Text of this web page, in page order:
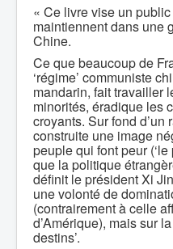
« Ce livre vise un
maintiennent dans une
Chine.
Ce que beaucoup de
‘régime’ communiste
mandarin, fait travailler
minorités, éradique les
croyants. Sur fond d’un
construite une image
peuple qui font peur
que la politique
définit le président Xi
une volonté de
(contrairement à celle
d’Amérique), mais sur
destins’.